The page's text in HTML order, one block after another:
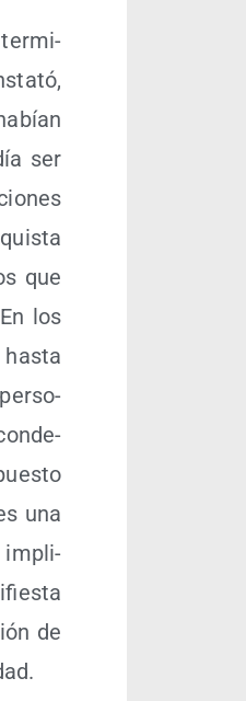
ter­mi­
ser
que
los
una
impli­
de